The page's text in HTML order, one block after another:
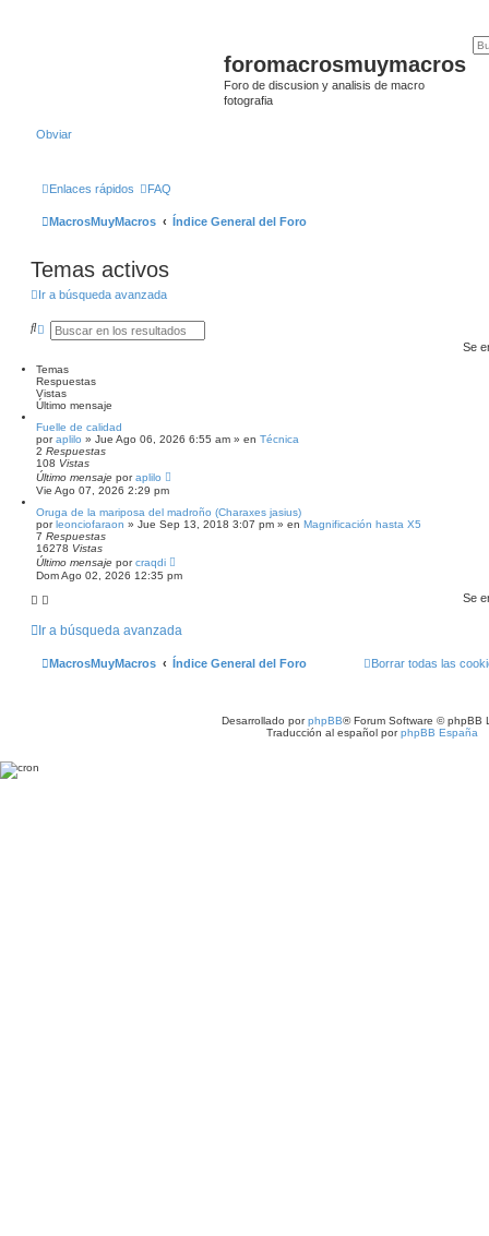
foromacrosmuymacros
Foro de discusion y analisis de macro
fotografia
Obviar
Enlaces rápidos FAQ
MacrosMuyMacros Índice General del Foro
Temas activos
Ir a búsqueda avanzada
B
c
a
r
B
q
u
e
d
a
v
a
n
z
a
d
a
Se
Temas
Respuestas
Vistas
Último mensaje
Fuelle de calidad
poraplilo » Jue Ago 06, 2026 6:55 am » en Técnica
2 Respuestas
108 Vistas
Último mensaje poraplilo
Vie Ago 07, 2026 2:29 pm
Oruga de la mariposa del madroño (Charaxes jasius)
porleonciofaraon » Jue Sep 13, 2018 3:07 pm » en Magnificación hasta X5
7 Respuestas
16278 Vistas
Último mensaje porcraqdi
Dom Ago 02, 2026 12:35 pm
Se
Ir a búsqueda avanzada
MacrosMuyMacros Índice General del Foro Borrar todas las
Desarrollado porphpBB® Forum Software © phpBB
Traducción al español porphpBB España